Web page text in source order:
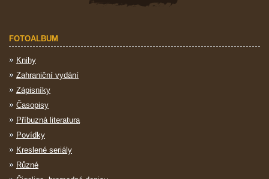
FOTOALBUM
Knihy
Zahraniční vydání
Zápisníky
Časopisy
Příbuzná literatura
Povídky
Kreslené seriály
Různé